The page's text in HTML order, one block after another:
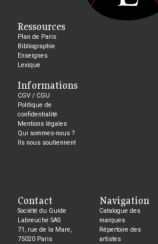
Ressources
Plan de Paris
Bibliographie
Enseignes
Lexique
Informations
CGV / CGU
Politique de
confidentialité
Mentions légales
Qui sommes-nous ?
Ils nous soutiennent
Contact
Société du Guide
Labreuche SAS
71, rue de la Mare,
75020 Paris
Navigation
Catalogue des
marques
Répertoire des
artistes